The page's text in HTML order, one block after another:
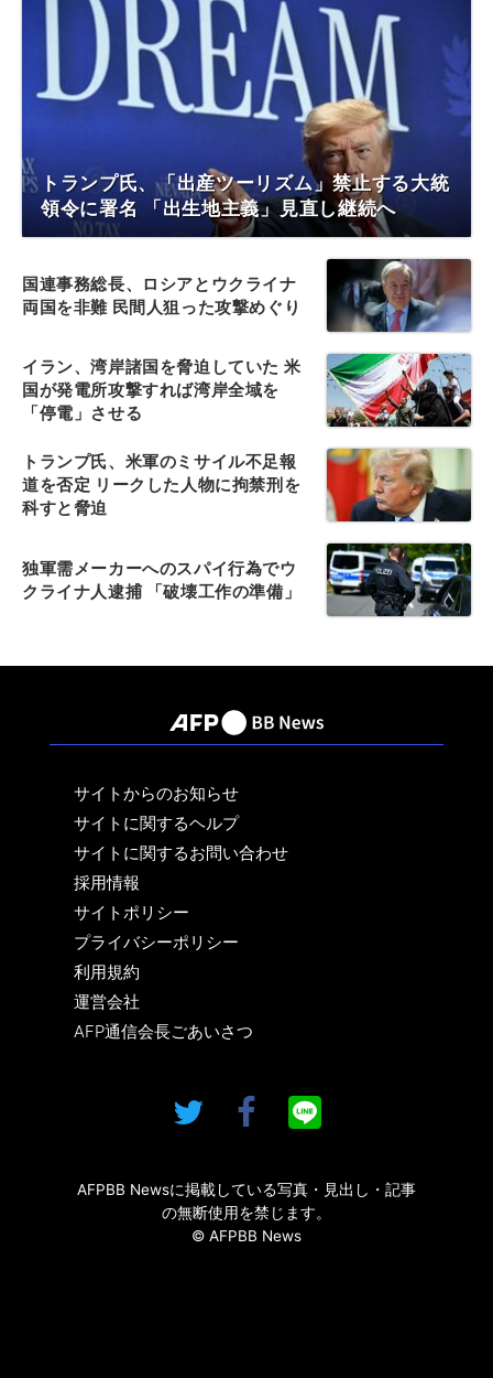
トランプ氏、「出産ツーリズム」禁止する大統
領令に署名 「出生地主義」見直し継続へ
国連事務総長、ロシアとウクライナ
両国を非難 民間人狙った攻撃めぐり
イラン、湾岸諸国を脅迫していた 米
国が発電所攻撃すれば湾岸全域を
「停電」させる
トランプ氏、米軍のミサイル不足報
道を否定 リークした人物に拘禁刑を
科すと脅迫
独軍需メーカーへのスパイ行為でウ
クライナ人逮捕 「破壊工作の準備」
サイトからのお知らせ
サイトに関するヘルプ
サイトに関するお問い合わせ
採用情報
サイトポリシー
プライバシーポリシー
利用規約
運営会社
AFP通信会長ごあいさつ
AFPBB Newsに掲載している写真・見出し・記事
の無断使用を禁じます。
© AFPBB News